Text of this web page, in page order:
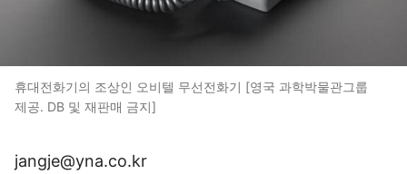
휴대전화기의 조상인 오비텔 무선전화기 [영국 과학박물관그룹
제공. DB 및 재판매 금지]
jangje@yna.co.kr